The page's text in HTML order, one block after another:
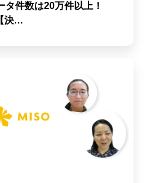
タ件数は20万件以上！
決…